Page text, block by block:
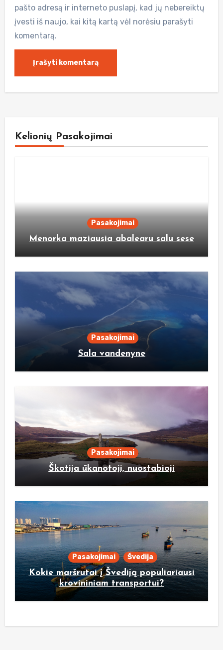
pašto adresą ir interneto puslapį, kad jų nebereiktų
įvesti iš naujo, kai kitą kartą vėl norėsiu parašyti
komentarą.
Kelionių Pasakojimai
Pasakojimai
Menorka maziausia abalearu salu sese
Pasakojimai
Sala vandenyne
Pasakojimai
Škotija ūkanotoji, nuostabioji
Pasakojimai Švedija
Kokie maršrutai į Švediją populiariausi
krovininiam transportui?